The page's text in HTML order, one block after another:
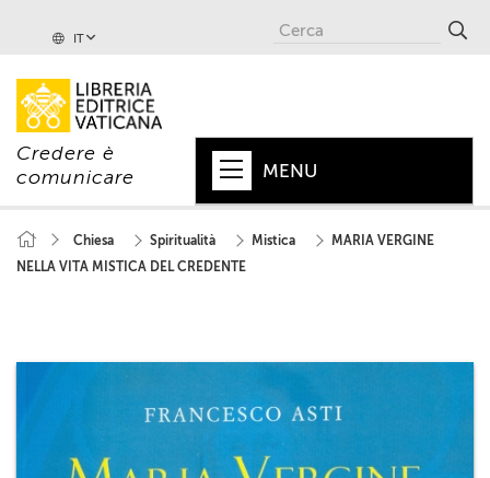
IT
Credere è
comunicare
MENU
PAPA
+
CHIESA
MONDO
+
COLLANE
Chiesa Spiritualità Mistica
MARIA VERGINE
NELLA VITA MISTICA DEL CREDENTE